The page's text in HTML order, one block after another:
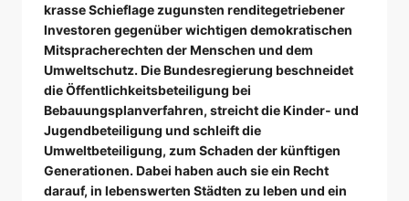
krasse Schieflage zugunsten renditegetriebener
Investoren gegenüber wichtigen demokratischen
Mitspracherechten der Menschen und dem
Umweltschutz. Die Bundesregierung beschneidet
die Öffentlichkeitsbeteiligung bei
Bebauungsplanverfahren, streicht die Kinder- und
Jugendbeteiligung und schleift die
Umweltbeteiligung, zum Schaden der künftigen
Generationen. Dabei haben auch sie ein Recht
darauf, in lebenswerten Städten zu leben und ein